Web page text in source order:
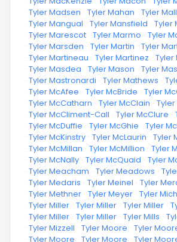
· Tyler Madsen · Tyler Mahan · Tyler
· Tyler Mangual · Tyler Mansfield · Tyler
· Tyler Marescot · Tyler Marmo · Tyler
· Tyler Marsden · Tyler Martin · Tyler
· Tyler Martineau · Tyler Martinez · Tyler
· Tyler Masdea · Tyler Mason · Tyler
· Tyler Mastronardi · Tyler Mathews ·
· Tyler McAfee · Tyler McBride · Tyler
· Tyler McCatharn · Tyler McClain ·
· Tyler McCliment-Call · Tyler McClure ·
· Tyler McDuffie · Tyler McGhie · Tyler
· Tyler McKinstry · Tyler McLaurin · Tyler
· Tyler McMillan · Tyler McMillion · Tyler
· Tyler McNally · Tyler McQuaid · Tyler
· Tyler Meacham · Tyler Meadows ·
· Tyler Medaris · Tyler Meinel · Tyler
· Tyler Methner · Tyler Meyer · Tyler
· Tyler Miller · Tyler Miller · Tyler Miller ·
· Tyler Miller · Tyler Miller · Tyler Mills ·
· Tyler Mizzell · Tyler Moore · Tyler
· Tyler Moore · Tyler Moore · Tyler